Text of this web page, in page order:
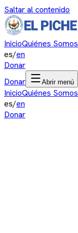
Saltar al contenido
InicioQuiénes Somos
es/en
Donar
Donar
Abrir menú
InicioQuiénes Somos
es/en
Donar